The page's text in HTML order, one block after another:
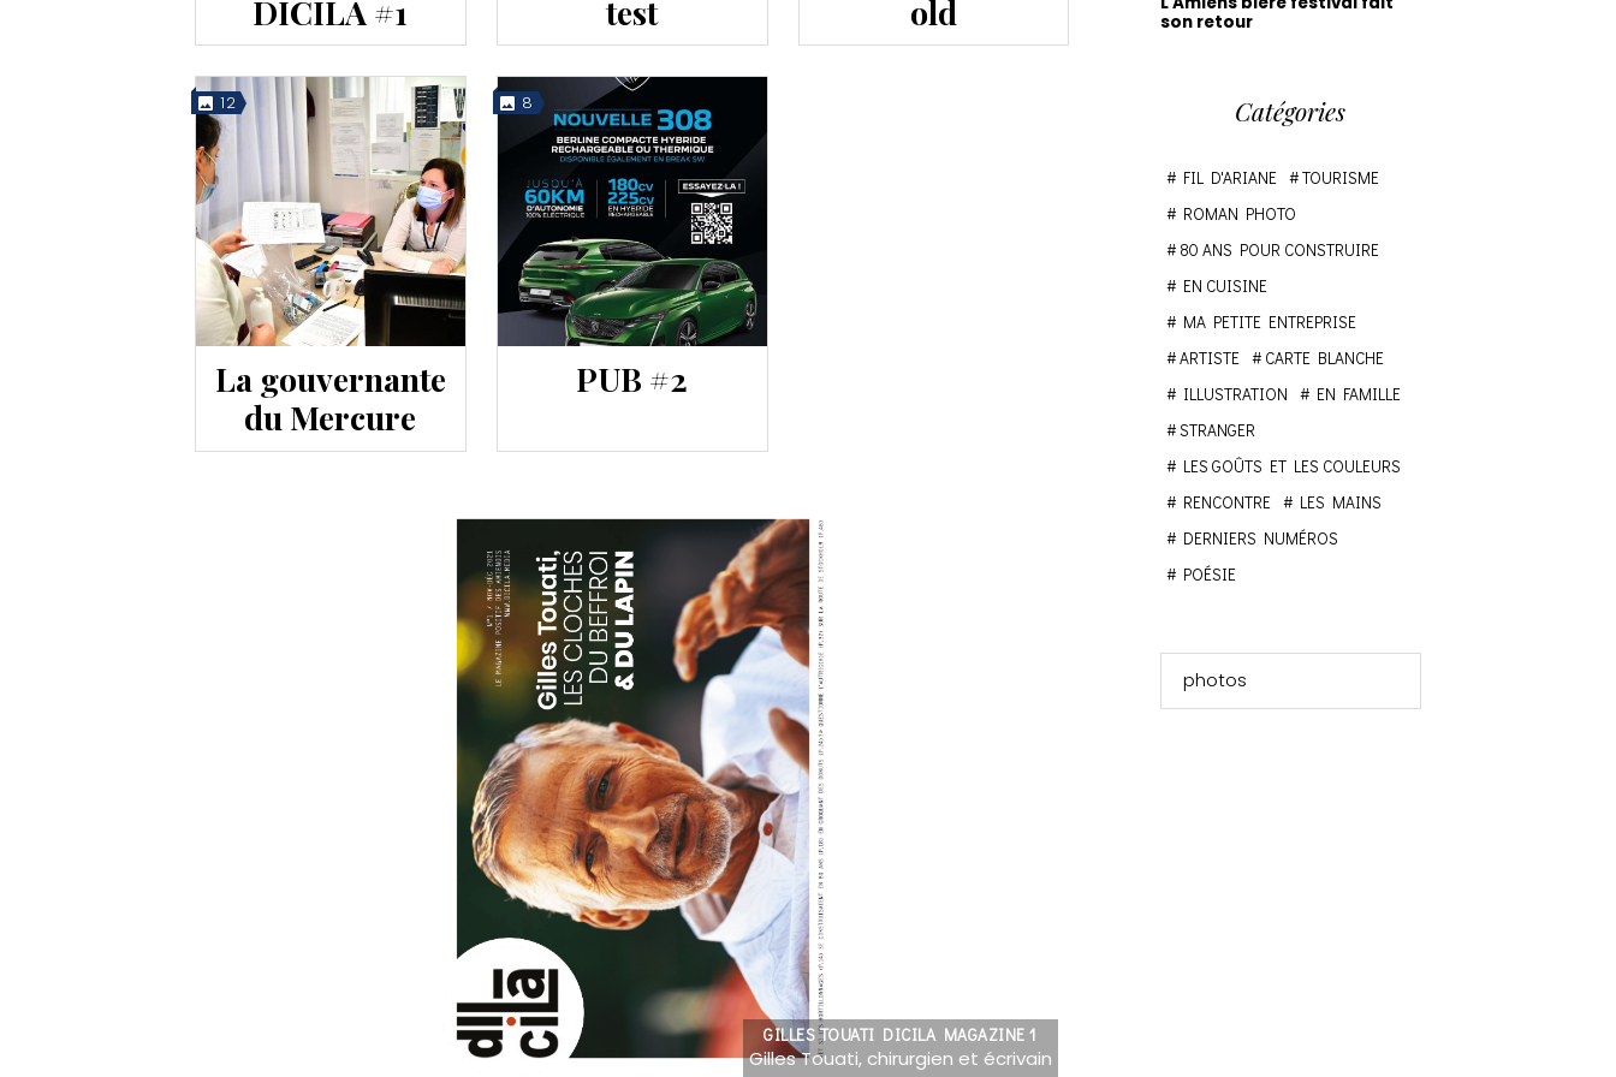
DICILA #1 test old
12
La gouvernante
du Mercure
8
PUB #2
GILLES TOUATI DICILA MAGAZINE 1
Gilles Touati, chirurgien et écrivain
son retour
Catégories
FIL D'ARIANE
TOURISME
ROMAN PHOTO
80 ANS POUR CONSTRUIRE
EN CUISINE
MA PETITE ENTREPRISE
ARTISTE
CARTE BLANCHE
ILLUSTRATION
EN FAMILLE
STRANGER
LES GOÛTS ET LES COULEURS
RENCONTRE
LES MAINS
DERNIERS NUMÉROS
POÉSIE
photos